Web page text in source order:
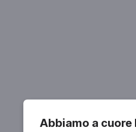
Abbiamo a